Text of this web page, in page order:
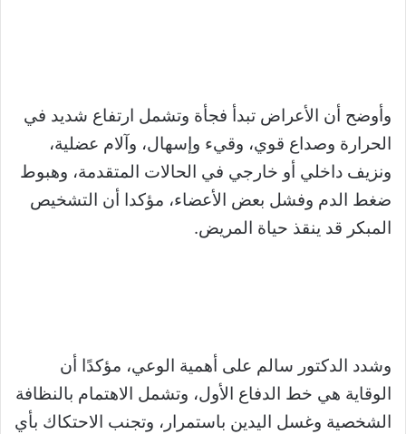
وأوضح أن الأعراض تبدأ فجأة وتشمل ارتفاع شديد في
الحرارة وصداع قوي، وقيء وإسهال، وآلام عضلية،
ونزيف داخلي أو خارجي في الحالات المتقدمة، وهبوط
ضغط الدم وفشل بعض الأعضاء، مؤكدا أن التشخيص
المبكر قد ينقذ حياة المريض.
وشدد الدكتور سالم على أهمية الوعي، مؤكدًا أن
الوقاية هي خط الدفاع الأول، وتشمل الاهتمام بالنظافة
الشخصية وغسل اليدين باستمرار، وتجنب الاحتكاك بأي